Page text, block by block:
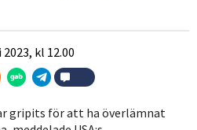
kl 12.00
gripits för att ha överlämnat